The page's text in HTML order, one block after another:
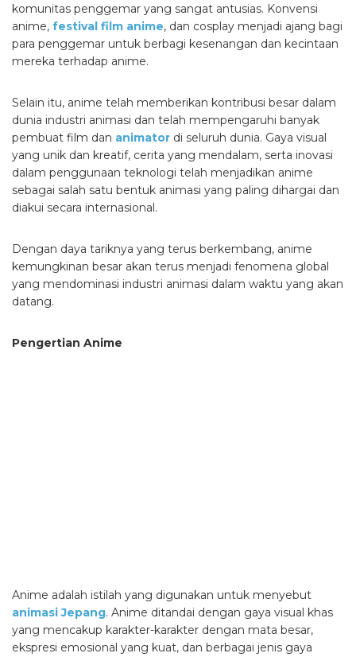
komunitas penggemar yang sangat antusias. Konvensi
anime, festival film anime, dan cosplay menjadi ajang bagi
para penggemar untuk berbagi kesenangan dan kecintaan
mereka terhadap anime.
Selain itu, anime telah memberikan kontribusi besar dalam
dunia industri animasi dan telah mempengaruhi banyak
pembuat film dan animator di seluruh dunia. Gaya visual
yang unik dan kreatif, cerita yang mendalam, serta inovasi
dalam penggunaan teknologi telah menjadikan anime
sebagai salah satu bentuk animasi yang paling dihargai dan
diakui secara internasional.
Dengan daya tariknya yang terus berkembang, anime
kemungkinan besar akan terus menjadi fenomena global
yang mendominasi industri animasi dalam waktu yang akan
datang.
Pengertian Anime
Anime adalah istilah yang digunakan untuk menyebut
animasi Jepang. Anime ditandai dengan gaya visual khas
yang mencakup karakter-karakter dengan mata besar,
ekspresi emosional yang kuat, dan berbagai jenis gaya